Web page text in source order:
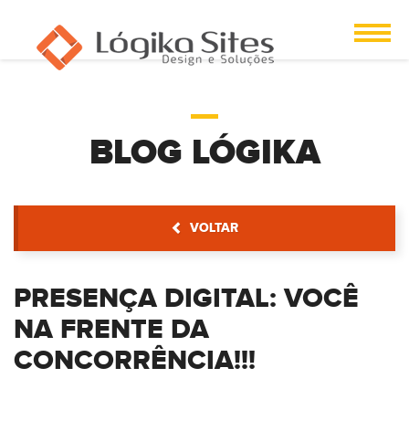
BLOG LÓGIKA
VOLTAR
PRESENÇA DIGITAL: VOCÊ
NA FRENTE DA
CONCORRÊNCIA!!!